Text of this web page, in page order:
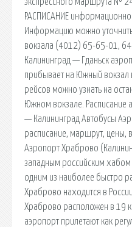
РАСПИСАНИЕ
Информацию можно
вокзала (4012) 65-65-01,
Калининград — Гданьск
прибывает на Южный вокзал
рейсов можно узнать на
Южном вокзале. Расписание
— Калининград Автобусы
расписание, маршрут, цены,
Аэропорт Храброво
западным российским
одним из наиболее быстро
Храброво находится в
Храброво расположен в 19
аэропорт прилетают как